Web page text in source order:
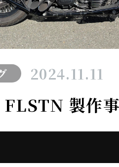
2024.11.11
製作